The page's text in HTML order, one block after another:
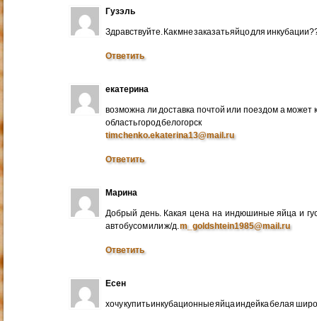
Гузэль
Здравствуйте. Как мне заказать яйцо для
Ответить
екатерина
возможна ли доставка почтой или поездом а
область город белогорск
timchenko.ekaterina13@mail.ru
Ответить
Марина
Добрый день. Какая цена на индюшиные яйца и
автобусом или ж/д.m_goldshtein1985@mail.ru
Ответить
Есен
хочу купить инкубационные яйца индейка белая